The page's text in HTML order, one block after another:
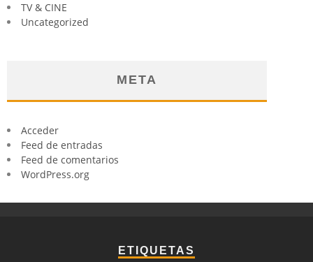
TV & CINE
Uncategorized
META
Acceder
Feed de entradas
Feed de comentarios
WordPress.org
ETIQUETAS